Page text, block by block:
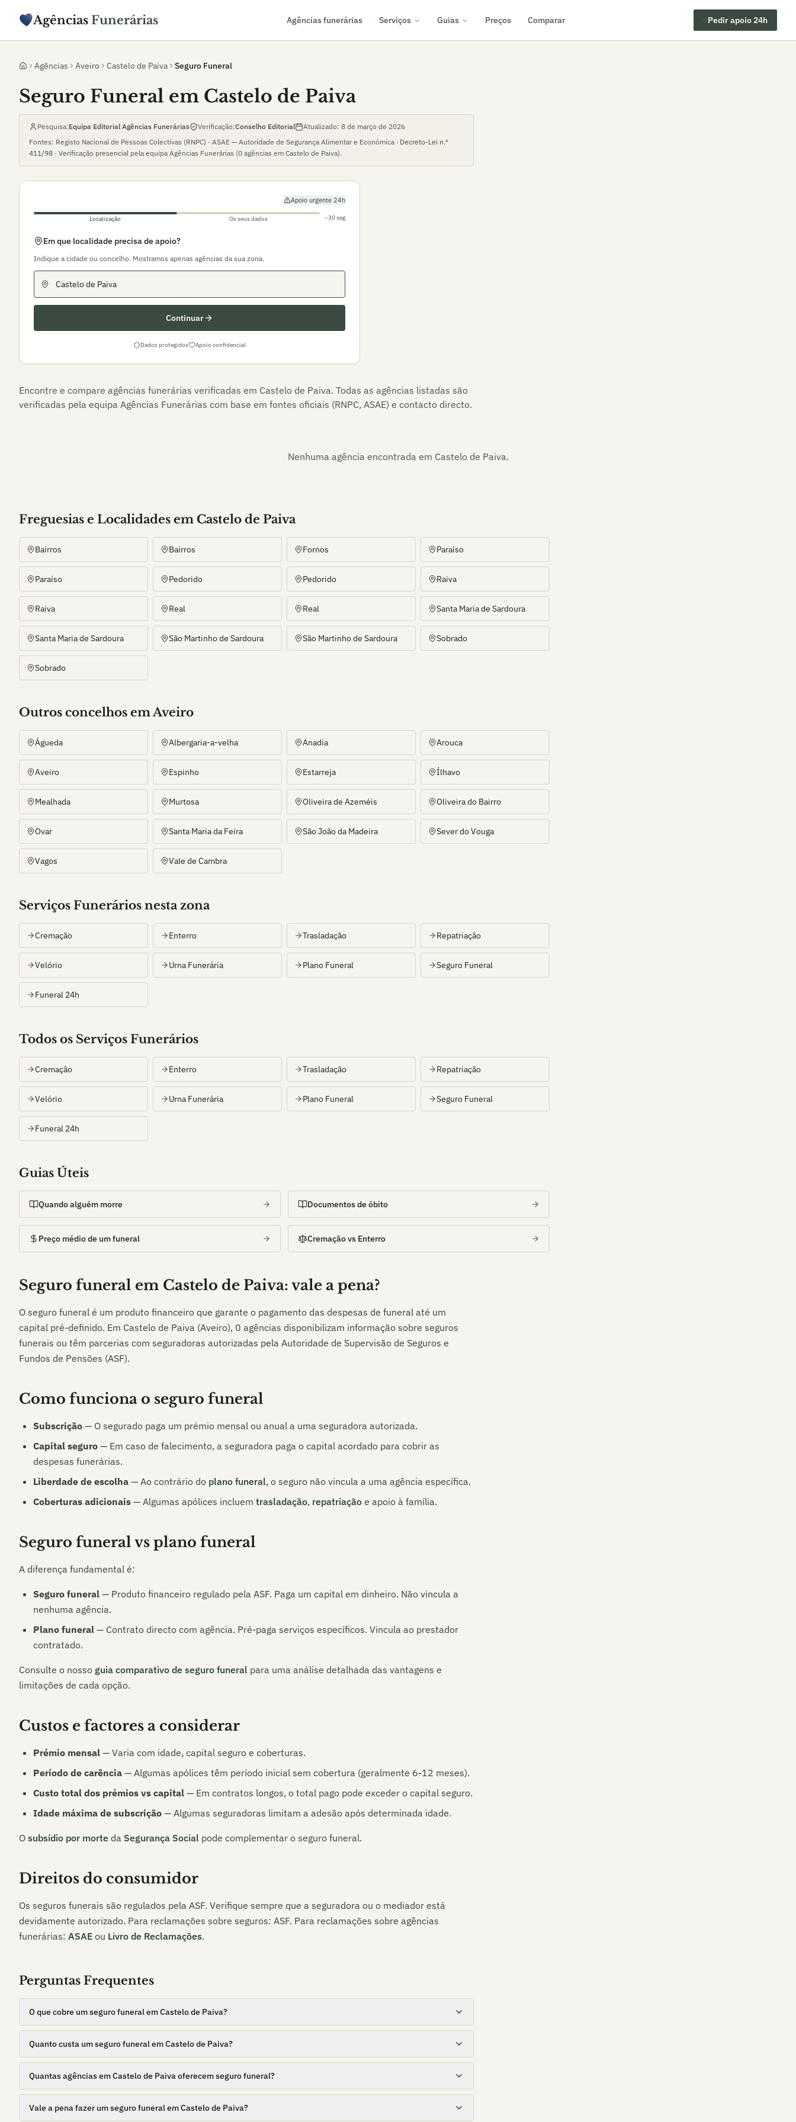
Agências Funerárias Agências funerárias Serviços Guias Preços Comparar Pedir apoio 24h
Agências Aveiro Castelo de Paiva Seguro Funeral
Seguro Funeral em Castelo de Paiva
Pesquisa:Equipa Editorial Agências Funerárias Verificação:Conselho Editorial Atualizado: 8 de março de 2026
Fontes: Registo Nacional de Pessoas Colectivas (RNPC) · ASAE — Autoridade de Segurança Alimentar e Económica · Decreto-Lei n.º
411/98 · Verificação presencial pela equipa Agências Funerárias (0 agências em Castelo de Paiva).
Apoio urgente 24h
Localização Os seus dados ~30 seg
Em que localidade precisa de apoio?
Indique a cidade ou concelho. Mostramos apenas agências da sua zona.
Continuar
Dados protegidos Apoio confidencial
Encontre e compare agências funerárias verificadas em Castelo de Paiva. Todas as agências listadas são
verificadas pela equipa Agências Funerárias com base em fontes oficiais (RNPC, ASAE) e contacto directo.
Nenhuma agência encontrada em Castelo de Paiva.
Freguesias e Localidades em Castelo de Paiva
Bairros Bairros Fornos Paraíso
Paraíso Pedorido Pedorido Raiva
Raiva Real Real Santa Maria de Sardoura
Santa Maria de Sardoura São Martinho de Sardoura São Martinho de Sardoura Sobrado
Sobrado
Outros concelhos em Aveiro
Águeda Albergaria-a-velha Anadia Arouca
Aveiro Espinho Estarreja Ílhavo
Mealhada Murtosa Oliveira de Azeméis Oliveira do Bairro
Ovar Santa Maria da Feira São João da Madeira Sever do Vouga
Vagos Vale de Cambra
Serviços Funerários nesta zona
Cremação Enterro Trasladação Repatriação
Velório Urna Funerária Plano Funeral Seguro Funeral
Funeral 24h
Todos os Serviços Funerários
Cremação Enterro Trasladação Repatriação
Velório Urna Funerária Plano Funeral Seguro Funeral
Funeral 24h
Guias Úteis
Quando alguém morre Documentos de óbito
Preço médio de um funeral Cremação vs Enterro
Seguro funeral em Castelo de Paiva: vale a pena?
O seguro funeral é um produto financeiro que garante o pagamento das despesas de funeral até um
capital pré-definido. Em Castelo de Paiva (Aveiro), 0 agências disponibilizam informação sobre seguros
funerais ou têm parcerias com seguradoras autorizadas pela Autoridade de Supervisão de Seguros e
Fundos de Pensões (ASF).
Como funciona o seguro funeral
Subscrição — O segurado paga um prémio mensal ou anual a uma seguradora autorizada.
Capital seguro — Em caso de falecimento, a seguradora paga o capital acordado para cobrir as
despesas funerárias.
Liberdade de escolha — Ao contrário do plano funeral, o seguro não vincula a uma agência específica.
Coberturas adicionais — Algumas apólices incluem trasladação, repatriação e apoio à família.
Seguro funeral vs plano funeral
A diferença fundamental é:
Seguro funeral — Produto financeiro regulado pela ASF. Paga um capital em dinheiro. Não vincula a
nenhuma agência.
Plano funeral — Contrato directo com agência. Pré-paga serviços específicos. Vincula ao prestador
contratado.
Consulte o nosso guia comparativo de seguro funeral para uma análise detalhada das vantagens e
limitações de cada opção.
Custos e factores a considerar
Prémio mensal — Varia com idade, capital seguro e coberturas.
Período de carência — Algumas apólices têm período inicial sem cobertura (geralmente 6-12 meses).
Custo total dos prémios vs capital — Em contratos longos, o total pago pode exceder o capital seguro.
Idade máxima de subscrição — Algumas seguradoras limitam a adesão após determinada idade.
O subsídio por morte da Segurança Social pode complementar o seguro funeral.
Direitos do consumidor
Os seguros funerais são regulados pela ASF. Verifique sempre que a seguradora ou o mediador está
devidamente autorizado. Para reclamações sobre seguros: ASF. Para reclamações sobre agências
funerárias: ASAE ou Livro de Reclamações.
Perguntas Frequentes
O que cobre um seguro funeral em Castelo de Paiva?
Quanto custa um seguro funeral em Castelo de Paiva?
Quantas agências em Castelo de Paiva oferecem seguro funeral?
Vale a pena fazer um seguro funeral em Castelo de Paiva?